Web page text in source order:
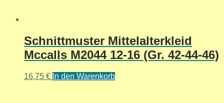
Schnittmuster Mittelalterkleid
Mccalls M2044 12-16 (Gr. 42-44-46)
16,75 € In den Warenkorb